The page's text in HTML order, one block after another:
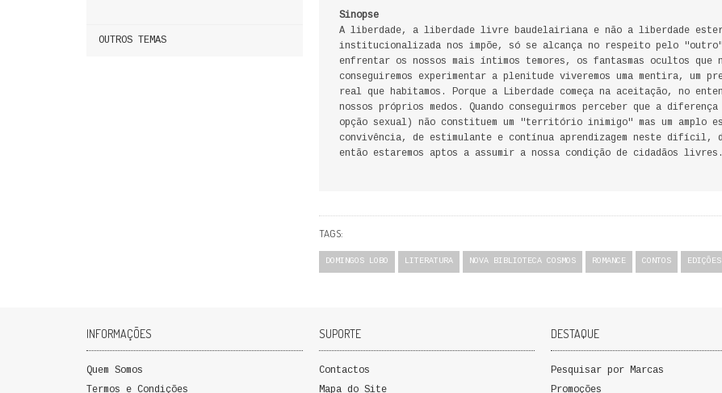
OUTROS TEMAS
Sinopse
A liberdade, a liberdade livre baudelairiana e não a liberdade
institucionalizada nos impõe, só se alcança no respeito pelo
enfrentar os nossos mais íntimos temores, os fantasmas ocultos que
conseguiremos experimentar a plenitude viveremos uma mentira, um
real que habitamos. Porque a Liberdade começa na aceitação, no
nossos próprios medos. Quando conseguirmos perceber que a
opção sexual) não constituem um "território inimigo" mas um amplo
convivência, de estimulante e contínua aprendizagem neste
então estaremos aptos a assumir a nossa condição de cidadãos livres.
TAGS:
DOMINGOS LOBO LITERATURA NOVA BIBLIOTECA COSMOS ROMANCE CONTOS
INFORMAÇÕES
Quem Somos
Termos e Condições
SUPORTE
Contactos
Mapa do Site
DESTAQUE
Pesquisar por Marcas
Promoções